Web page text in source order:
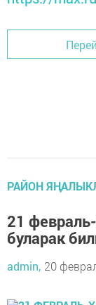
РАЙОН
21
буларак
admin, 20